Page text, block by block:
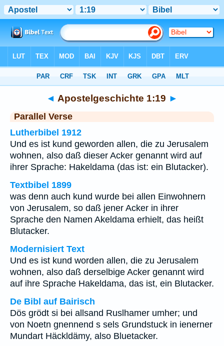
◄ Apostelgeschichte 1:19 ►
Parallel Verse
Lutherbibel 1912
Und es ist kund geworden allen, die zu Jerusalem
wohnen, also daß dieser Acker genannt wird auf
ihrer Sprache: Hakeldama (das ist: ein Blutacker).
Textbibel 1899
was denn auch kund wurde bei allen Einwohnern
von Jerusalem, so daß jener Acker in ihrer
Sprache den Namen Akeldama erhielt, das heißt
Blutacker.
Modernisiert Text
Und es ist kund worden allen, die zu Jerusalem
wohnen, also daß derselbige Acker genannt wird
auf ihre Sprache Hakeldama, das ist, ein Blutacker.
De Bibl auf Bairisch
Dös grödt si bei allsand Ruslhamer umher; und
von Noetn gnennend s sels Grundstuck in ienerner
Mundart Häckldämy, also Bluetacker.